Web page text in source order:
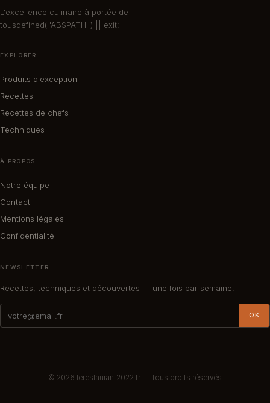
L'excellence culinaire à portée de
tousdefined( 'ABSPATH' ) || exit;
EXPLORER
Produits d'exception
Recettes
Recettes de chefs
Techniques
À PROPOS
Notre équipe
Contact
Mentions légales
Confidentialité
NEWSLETTER
Recettes, techniques et découvertes — une fois par semaine.
OK
© 2026 lerestaurant2022.fr — Tous droits réservés